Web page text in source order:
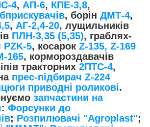
4, АП-6, КПЕ-3,8,
, борін ДМТ-4,
, АГ-2,4-20, лущильників
ПЛН-3,35 (5,35), граблях-
PZK-5, косарок Z-135, Z-169
165, кормороздавачів
тракторних 2ПТС-4,
прес-підбирач Z-224
приводні роликові.
запчастини на
: Форсунки до
; Розпилювачі "Agroplast";